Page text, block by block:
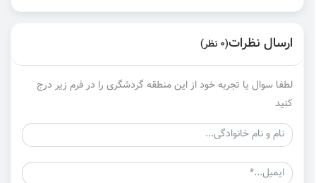
ارسال نظرات(0 نظر)
لطفا سوال یا تجربه خود از این منطقه گردشگری را در فرم زیر درج
کنید